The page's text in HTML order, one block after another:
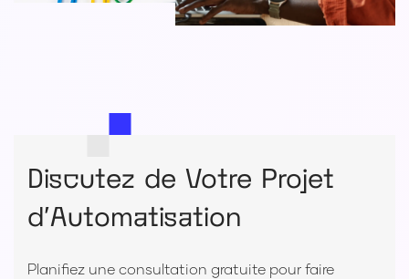
Discutez de Votre Projet
d'Automatisation
Planifiez une consultation gratuite pour faire